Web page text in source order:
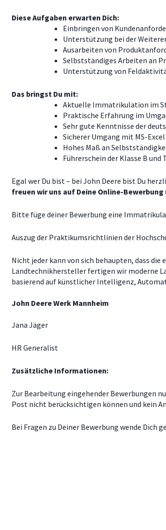
Diese Aufgaben erwarten Dich:
Einbringen von
Unterstützung bei der
Ausarbeiten von
Selbstständiges Arbeiten an
Unterstützung von
Das bringst Du mit:
Aktuelle Immatrikulation im
Praktische Erfahrung im
Sehr gute Kenntnisse der
Sicherer Umgang mit MS-
Hohes Maß an
Führerschein der Klasse B und
Egal wer Du bist – bei John Deere bist Du
freuen wir uns auf Deine Online-
Bitte füge deiner Bewerbung eine
Auszug der Praktikumsrichtlinien der
Nicht jeder kann von sich behaupten, dass
Landtechnikhersteller fertigen wir moderne
basierend auf künstlicher Intelligenz,
John DeereWerk Mannheim
Jana Jäger
HR Generalist
Zusätzliche Informationen:
Zur Bearbeitung eingehender Bewerbungen
Post nicht berücksichtigen können und kein
Bei Fragen zu Deiner Bewerbung wende Dich